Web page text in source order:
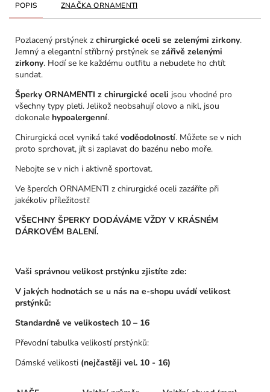
POPIS ZNAČKAORNAMENTI
Pozlacený prstýnek z chirurgické oceli se zelenými zirkony.
Jemný a elegantní stříbrný prstýnek se zářivě zelenými
zirkony. Hodí se ke každému outfitu a nebudete ho chtít
sundat.
Šperky ORNAMENTI z chirurgické oceli jsou vhodné pro
všechny typy pleti. Jelikož neobsahují olovo a nikl, jsou
dokonale hypoalergenní.
Chirurgická ocel vyniká také voděodolností. Můžete se v nich
proto sprchovat, jít si zaplavat do bazénu nebo moře.
Nebojte se v nich i aktivně sportovat.
Ve špercích ORNAMENTI z chirurgické oceli zazáříte při
jakékoliv příležitosti!
VŠECHNY ŠPERKY DODÁVÁME VŽDY V KRÁSNÉM
DÁRKOVÉM BALENÍ.
Vaši správnou velikost prstýnku zjistíte zde:
V jakých hodnotách se u nás na e-shopu uvádí velikost
prstýnků:
Standardně ve velikostech 10 – 16
Převodní tabulka velikostí prstýnků:
Dámské velikosti (nejčastěji vel. 10 - 16)